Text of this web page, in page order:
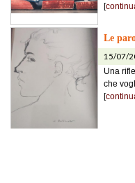
[
Le
15/07/
Una
che
[